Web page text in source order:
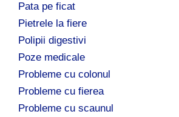
Pata pe ficat
Pietrele la fiere
Polipii digestivi
Poze medicale
Probleme cu colonul
Probleme cu fierea
Probleme cu scaunul